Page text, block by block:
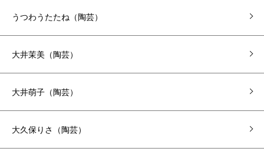
うつわうたたね（陶芸）
大井茉美（陶芸）
大井萌子（陶芸）
大久保りさ（陶芸）